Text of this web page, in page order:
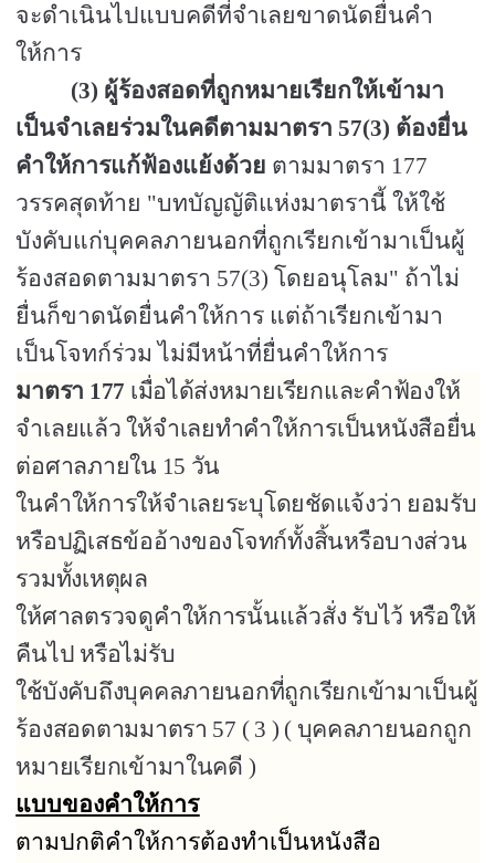
จะดำเนินไปแบบคดีที่จำเลยขาดนัดยื่นคำ
ให้การ
(3) ผู้ร้องสอดที่ถูกหมายเรียกให้เข้ามา
เป็นจำเลยร่วมในคดีตามมาตรา 57(3) ต้องยื่น
คำให้การแก้ฟ้องแย้งด้วย ตามมาตรา 177
วรรคสุดท้าย "บทบัญญัติแห่งมาตรานี้ ให้ใช้
บังคับแก่บุคคลภายนอกที่ถูกเรียกเข้ามาเป็นผู้
ร้องสอดตามมาตรา 57(3)โดยอนุโลม" ถ้าไม่
ยื่นก็ขาดนัดยื่นคำให้การ แต่ถ้าเรียกเข้ามา
เป็นโจทก์ร่วม ไม่มีหน้าที่ยื่นคำให้การ
มาตรา 177 เมื่อได้ส่งหมายเรียกและคำฟ้องให้
จำเลยแล้ว ให้จำเลยทำคำให้การเป็นหนังสือยื่น
ต่อศาลภายใน 15 วัน
ในคำให้การให้จำเลยระบุโดยชัดแจ้งว่า ยอมรับ
หรือปฏิเสธข้ออ้างของโจทก์ทั้งสิ้นหรือบางส่วน
รวมทั้งเหตุผล
ให้ศาลตรวจดูคำให้การนั้นแล้วสั่ง รับไว้ หรือให้
คืนไป หรือไม่รับ
ใช้บังคับถึงบุคคลภายนอกที่ถูกเรียกเข้ามาเป็นผู้
ร้องสอดตามมาตรา 57 ( 3 ) ( บุคคลภายนอกถูก
หมายเรียกเข้ามาในคดี )
แบบของคำให้การ
ตามปกติคำให้การต้องทำเป็นหนังสือ